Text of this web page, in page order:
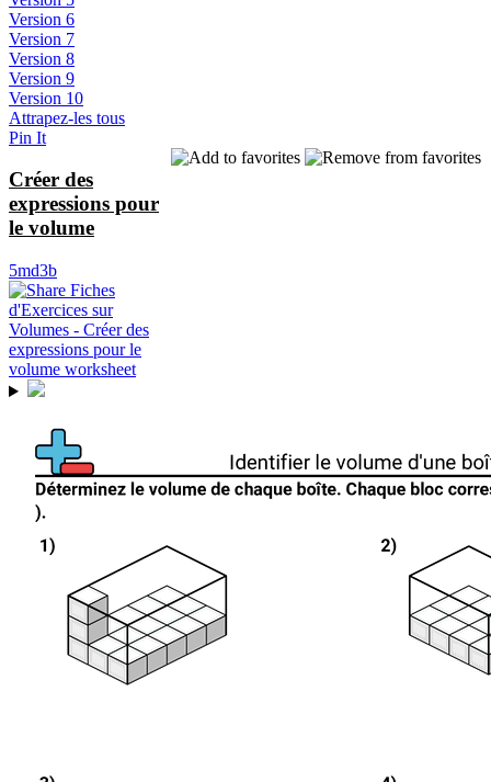
Version 6
Version 7
Version 8
Version 9
Version 10
Attrapez-les tous
Pin It
Créer des
expressions pour
le volume
5md3b